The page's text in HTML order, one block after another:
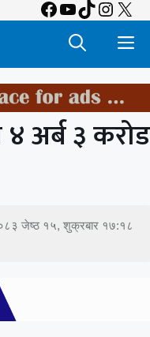
Facebook
YouTube
TikTok
X
अर्ब ३ करोड
जेष्ठ १५, शुक्रबार १७:१८